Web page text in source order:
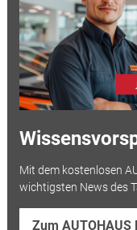
Mit dem kostenlosen
wichtigsten News des
Zum AUTOHAUS